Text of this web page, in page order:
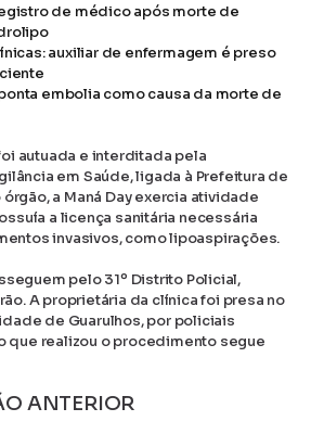
de médico após morte de
auxiliar de enfermagem é preso
embolia como causa da morte de
autuada e interditada pela
em Saúde, ligada à Prefeitura de
a Maná Day exercia atividade
a licença sanitária necessária
invasivos, como lipoaspirações.
pelo 31º Distrito Policial,
A proprietária da clínica foi presa no
de Guarulhos, por policiais
que realizou o procedimento segue
ANTERIOR